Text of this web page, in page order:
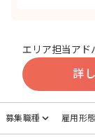
エリア担当アド
詳
募集職種 雇用形態